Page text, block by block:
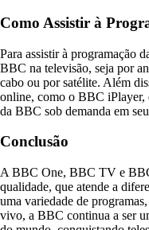
Como Assistir à
Para assistir à programação
BBC na televisão, seja por
cabo ou por satélite. Além
online, como o BBC iPlayer,
da BBC sob demanda em
Conclusão
A BBC One, BBC TV e
qualidade, que atende a
uma variedade de
vivo, a BBC continua a ser